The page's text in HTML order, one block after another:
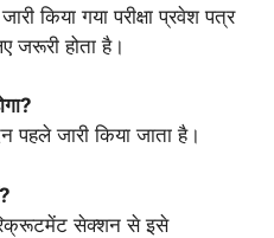
किया गया परीक्षा प्रवेश पत्र
जरूरी होता है।
पहले जारी किया जाता है।
सेक्शन से इसे